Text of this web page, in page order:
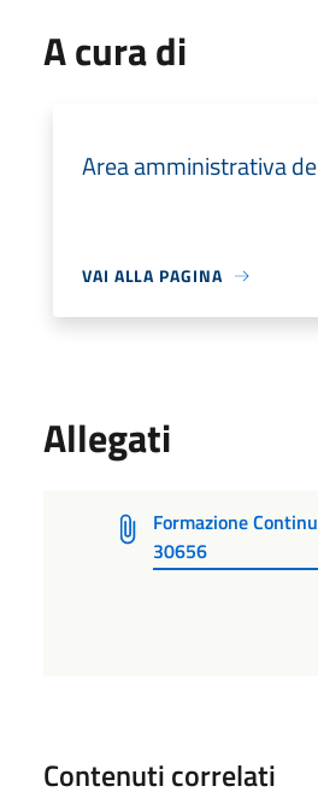
A cura di
Area amministrativa
VAI ALLA PAGINA
Allegati
Formazione
30656
Contenuti correlati